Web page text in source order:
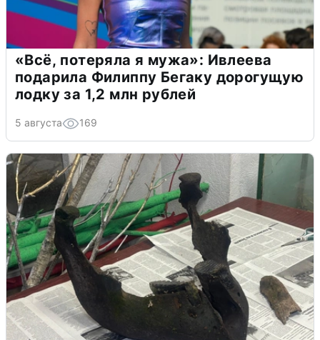
«Всё, потеряла я мужа»: Ивлеева
подарила Филиппу Бегаку дорогущую
лодку за 1,2 млн рублей
5 августа 169